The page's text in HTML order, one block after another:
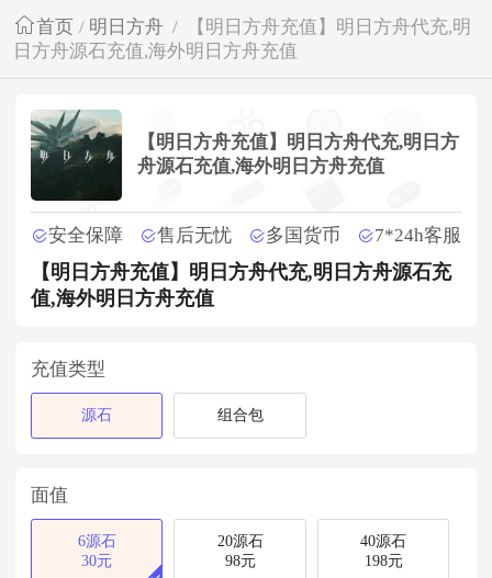
首页 / 明日方舟 /
【明日方舟充值】明日方舟代充,明
日方舟源石充值,海外明日方舟充值
【明日方舟充值】明日方舟代充,明日方
舟源石充值,海外明日方舟充值
安全保障 售后无忧 多国货币 7*24h客服
【明日方舟充值】明日方舟代充,明日方舟源石充
值,海外明日方舟充值
充值类型
源石 组合包
面值
6源石
30元
20源石
98元
40源石
198元